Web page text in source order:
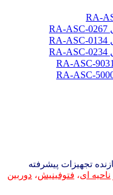
تجهیزات پیشرفته
ناحیه ای، فتوفینیش، دوربین